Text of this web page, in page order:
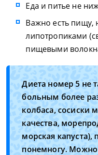
Еда и питье не
Важно есть
липотропиками
пищевыми
Диета номер 5 не
больным более
колбаса, сосиски
качества,
морская
понемногу.